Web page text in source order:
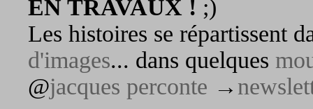
EN TRAVAUX ! ;)
Les histoires se répartissent
d'images... dans quelques
@jacques perconte →